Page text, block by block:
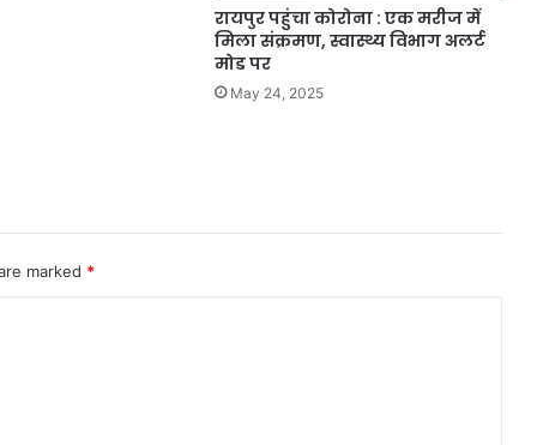
रायपुर पहुंचा कोरोना : एक मरीज में
मिला संक्रमण, स्वास्थ्य विभाग अलर्ट
मोड पर
May 24, 2025
marked *